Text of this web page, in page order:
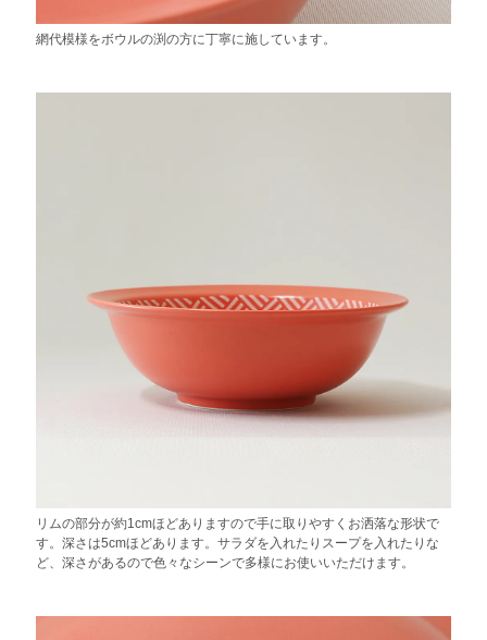
網代模様をボウルの渕の方に丁寧に施しています。
リムの部分が約1cmほどありますので手に取りやすくお洒落な形状で
す。深さは5cmほどあります。サラダを入れたりスープを入れたりな
ど、深さがあるので色々なシーンで多様にお使いいただけます。